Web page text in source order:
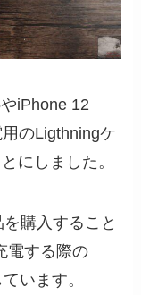
iPhone 12
のLigthningケ
にしました。
購入すること
電する際の
います。